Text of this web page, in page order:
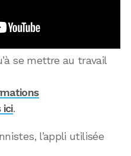
se mettre au travail
ici.
l’appli utilisée